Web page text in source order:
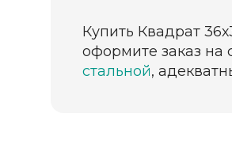
Купить Квадрат
оформите заказ на
стальной,